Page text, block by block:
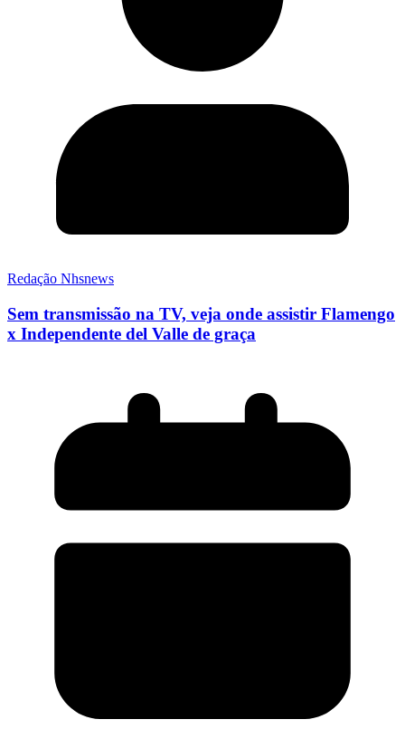
Redação Nhsnews
Sem transmissão na TV, veja onde assistir Flamengo
x Independente del Valle de graça